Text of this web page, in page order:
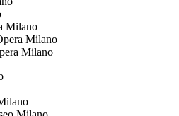
Milano
Milano
Milano